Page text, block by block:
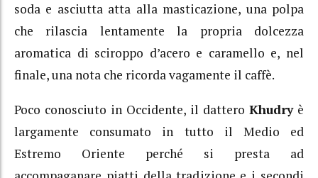
soda e asciutta atta alla masticazione, una polpa
che rilascia lentamente la propria dolcezza
aromatica di sciroppo d’acero e caramello e, nel
finale, una nota che ricorda vagamente il caffè.
Poco conosciuto in Occidente, il dattero Khudryè
largamente consumato in tutto il Medio ed
Estremo Oriente perché si presta ad